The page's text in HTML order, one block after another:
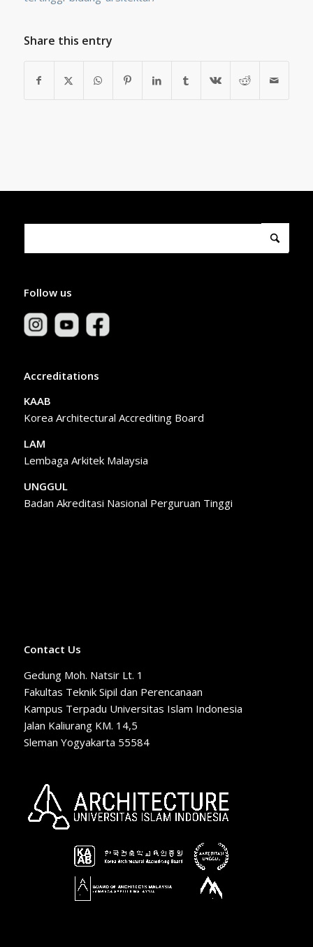
Share this entry
Follow us
Accreditations
KAAB
Korea Architectural Accrediting Board
LAM
Lembaga Arkitek Malaysia
UNGGUL
Badan Akreditasi Nasional Perguruan Tinggi
Contact Us
Gedung Moh. Natsir Lt. 1
Fakultas Teknik Sipil dan Perencanaan
Kampus Terpadu Universitas Islam Indonesia
Jalan Kaliurang KM. 14,5
Sleman Yogyakarta 55584